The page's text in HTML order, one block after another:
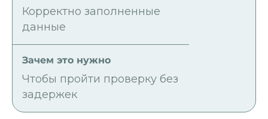
Корректно заполненные
данные
Чтобы пройти проверку без
задержек